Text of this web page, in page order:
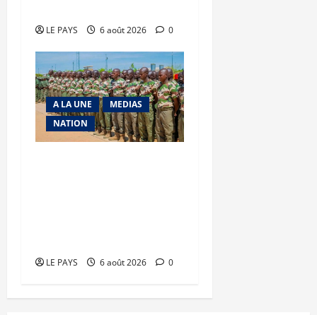
LE PAYS 6 août 2026 0
A LA UNE
MEDIAS
NATION
LE PAYS 6 août 2026 0